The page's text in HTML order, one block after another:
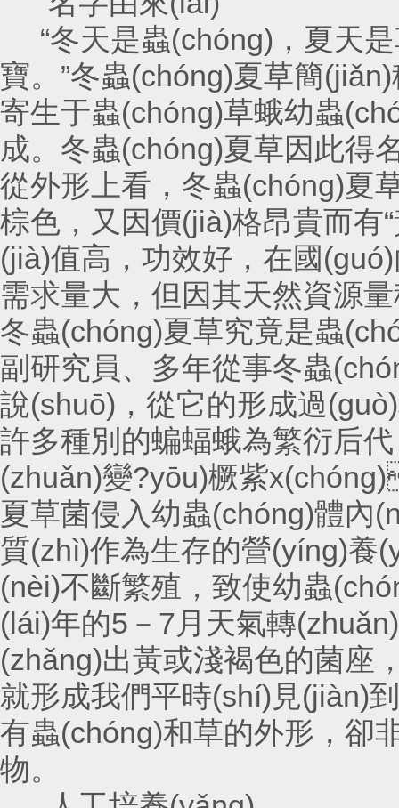
“冬天是蟲(chóng)，夏天是
寶。”冬蟲(chóng)夏草簡
寄生于蟲(chóng)草蛾幼蟲
成。冬蟲(chóng)夏草因此得
從外形上看，冬蟲(chóng)
棕色，又因價(jià)格昂貴而有“
(jià)值高，功效好，在國
需求量大，但因其天然資源
冬蟲(chóng)夏草究竟是蟲
副研究員、多年從事冬蟲
說(shuō)，從它的形成過(guò)
許多種別的蝙蝠蛾為繁衍后代
(zhuǎn)變?yōu)橛紫
夏草菌侵入幼蟲(chóng)體內
質(zhì)作為生存的營(yíng)養
(nèi)不斷繁殖，致使幼蟲
(lái)年的5－7月天氣轉
(zhǎng)出黃或淺褐色的菌座
就形成我們平時(shí)見(jiàn)到
有蟲(chóng)和草的外形，卻
物。